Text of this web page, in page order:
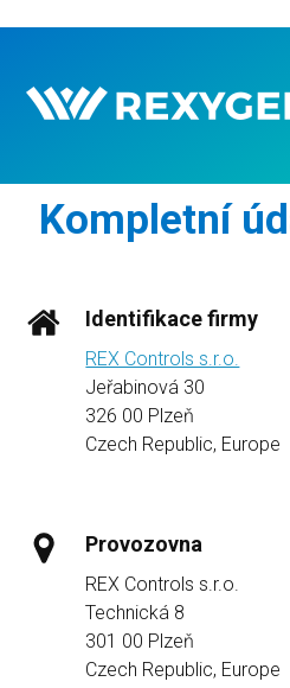
Kompletní
Identifikace firmy
REX Controls s.r.o.
Jeřabinová 30
326 00 Plzeň
Czech Republic, Europe
Provozovna
REX Controls s.r.o.
Technická 8
301 00 Plzeň
Czech Republic, Europe